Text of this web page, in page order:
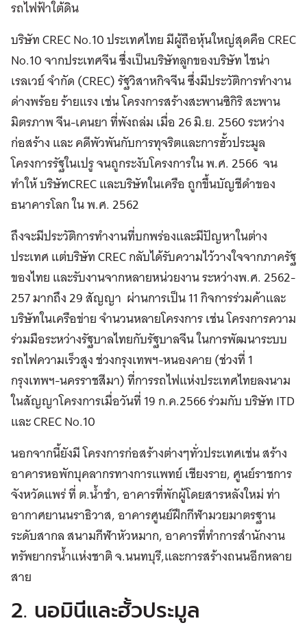
รถไฟฟ้าใต้ดิน
บริษัท CREC No.10 ประเทศไทย มีผู้ถือหุ้นใหญ่สุดคือ CREC
No.10 จากประเทศจีน ซึ่งเป็นบริษัทลูกของบริษัท ไชน่า
เรลเวย์ จำกัด (CREC) รัฐวิสาหกิจจีน ซึ่งมีประวัติการทำงาน
ด่างพร้อย ร้ายแรง เช่น โครงการสร้างสะพานซิกิริ สะพาน
มิตรภาพ จีน-เคนยา ที่พังถล่ม เมื่อ 26 มิ.ย. 2560 ระหว่าง
ก่อสร้าง และ คดีพัวพันกับการทุจริตและการฮั้วประมูล
โครงการรัฐในเปรู จนถูกระงับโครงการใน พ.ศ. 2566 จน
ทำให้ บริษัทCREC และบริษัทในเครือ ถูกขึ้นบัญชีดำของ
ธนาคารโลก ใน พ.ศ. 2562
ถึงจะมีประวัติการทำงานที่บกพร่องและมีปัญหาในต่าง
ประเทศ แต่บริษัท CREC กลับได้รับความไว้วางใจจากภาครัฐ
ของไทย และรับงานจากหลายหน่วยงาน ระหว่างพ.ศ. 2562-
257 มากถึง 29 สัญญา ผ่านการเป็น 11 กิจการร่วมค้าและ
บริษัทในเครือข่าย จำนวนหลายโครงการ เช่น โครงการความ
ร่วมมือระหว่างรัฐบาลไทยกับรัฐบาลจีน ในการพัฒนาระบบ
รถไฟความเร็วสูง ช่วงกรุงเทพฯ-หนองคาย (ช่วงที่ 1
กรุงเทพฯ-นครราชสีมา) ที่การรถไฟแห่งประเทศไทยลงนาม
ในสัญญาโครงการเมื่อวันที่ 19 ก.ค.2566 ร่วมกับ บริษัท ITD
และ CREC No.10
นอกจากนี้ยังมี โครงการก่อสร้างต่างๆทั่วประเทศเช่น สร้าง
อาคารหอพักบุคลากรทางการแพทย์ เชียงราย, ศูนย์ราชการ
จังหวัดแพร่ ที่ ต.น้ำชำ, อาคารที่พักผู้โดยสารหลังใหม่ ท่า
อากาศยานนราธิวาส, อาคารศูนย์ฝึกกีฬามวยมาตรฐาน
ระดับสากล สนามกีฬาหัวหมาก, อาคารที่ทำการสำนักงาน
ทรัพยากรน้ำแห่งชาติ จ.นนทบุรี,และการสร้างถนนอีกหลาย
สาย
2. นอมินีและฮั้วประมูล